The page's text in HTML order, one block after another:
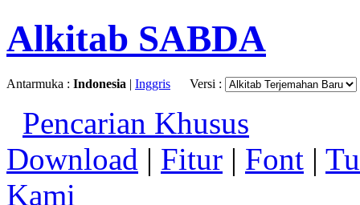
Alkitab SABDA
Antarmuka : Indonesia | Inggris Versi :
Pencarian Khusus
Download | Fitur | Font |
Kami